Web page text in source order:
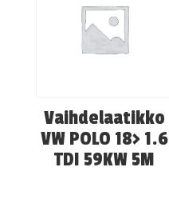
Vaihdelaatikko
VW POLO 18> 1.6
TDI 59KW 5M